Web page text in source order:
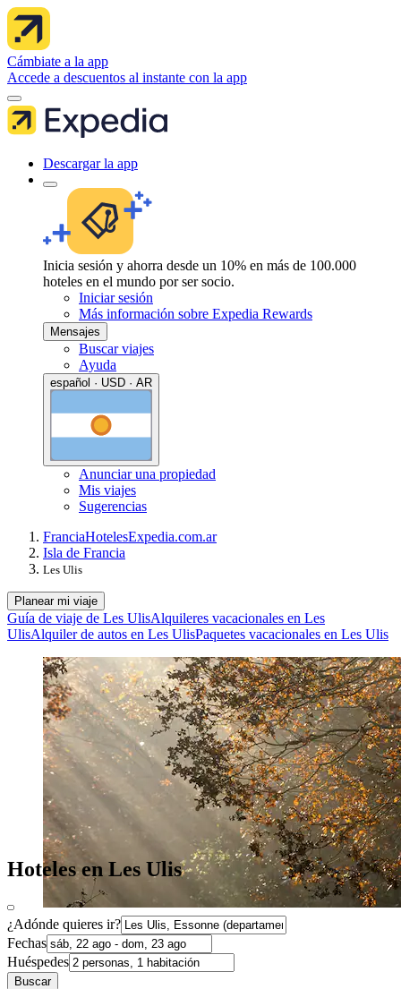
Cámbiate a la app
Accede a descuentos al instante con la app
Descargar la app
Inicia sesión y ahorra desde un 10% en más de 100.000
hoteles en el mundo por ser socio.
Iniciar sesión
Más información sobre Expedia Rewards
Mensajes
Buscar viajes
Ayuda
español · USD · AR
Anunciar una propiedad
Mis viajes
Sugerencias
FranciaHotelesExpedia.com.ar
Isla de Francia
Les Ulis
Planear mi viaje
Guía de viaje de Les UlisAlquileres vacacionales en Les
UlisAlquiler de autos en Les UlisPaquetes vacacionales en Les Ulis
Hoteles en Les Ulis
¿Adónde quieres ir?
Fechas
Huéspedes
Buscar